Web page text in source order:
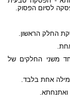
לסיום הפסוק.
החלק הראשון.
משני החלקים של
אחת בלבד.
ואתנחתא.